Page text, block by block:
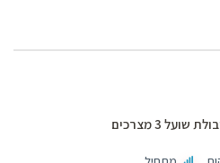
שועל 3 מצרכים